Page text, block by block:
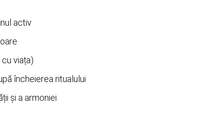
activ
viața)
încheierea ritualului
și a armoniei